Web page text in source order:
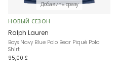
Добавить сразу
НОВЫЙ СЕЗОН
Ralph Lauren
Boys Navy Blue Polo Bear Piqué Polo
Shirt
95,00 £